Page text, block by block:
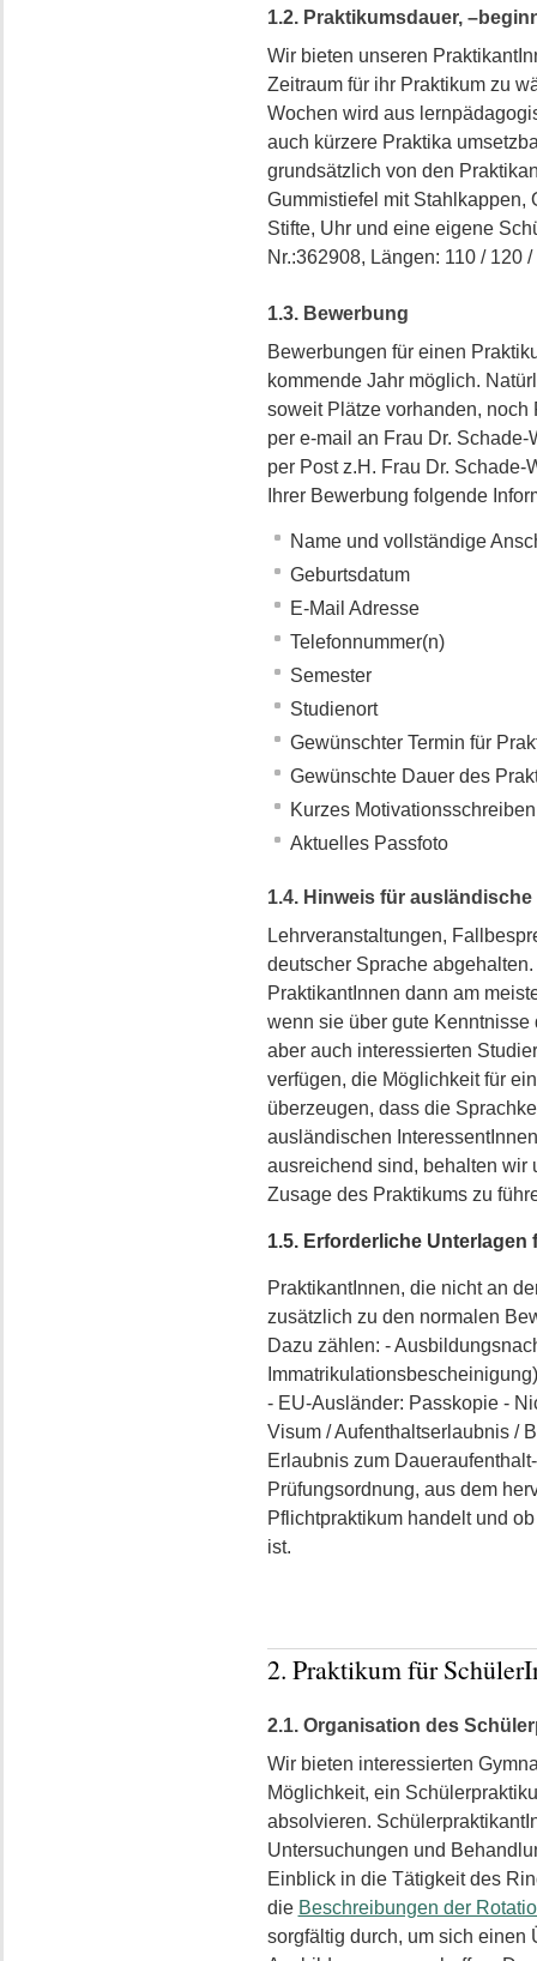
1.2. Praktikumsdauer,
Wir bieten unseren
Zeitraum für ihr Praktikum zu
Wochen wird aus
auch kürzere Praktika
grundsätzlich von den
Gummistiefel mit Stahlkappen,
Stifte, Uhr und eine eigene
Nr.:362908, Längen: 110 / 120
1.3. Bewerbung
Bewerbungen für einen
kommende Jahr möglich.
soweit Plätze vorhanden,
per e-mail an Frau Dr. Schade-
per Post z.H. Frau Dr.
Ihrer Bewerbung folgende
Name und vollständige
Geburtsdatum
E-Mail Adresse
Telefonnummer(n)
Semester
Studienort
Gewünschter Termin für
Gewünschte Dauer des
Kurzes Motivationsschreiben
Aktuelles Passfoto
1.4. Hinweis für
Lehrveranstaltungen,
deutscher Sprache
PraktikantInnen dann am
wenn sie über gute
aber auch interessierten
verfügen, die Möglichkeit für
überzeugen, dass die
ausländischen
ausreichend sind, behalten wir
Zusage des Praktikums zu
1.5. Erforderliche
PraktikantInnen, die nicht an
zusätzlich zu den normalen
Dazu zählen: -
- EU-Ausländer: Passkopie -
Visum / Aufenthaltserlaubnis /
Erlaubnis zum
Prüfungsordnung, aus dem
Pflichtpraktikum handelt und
ist.
2. Praktikum für
2.1. Organisation des
Wir bieten interessierten
Möglichkeit, ein
absolvieren.
Untersuchungen und
Einblick in die Tätigkeit des
die Beschreibungen der
sorgfältig durch, um sich einen